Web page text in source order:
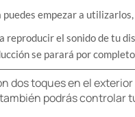
empezar a
reproducir el sonido de tu
se parará por
dos toques en el
podrás